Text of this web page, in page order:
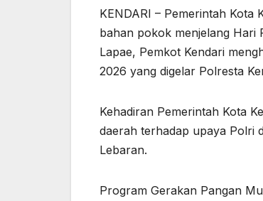
KENDARI – Pemerintah Kota
bahan pokok menjelang Hari
Lapae, Pemkot Kendari
2026 yang digelar Polresta
Kehadiran Pemerintah Kota
daerah terhadap upaya Polri
Lebaran.
Program Gerakan Pangan